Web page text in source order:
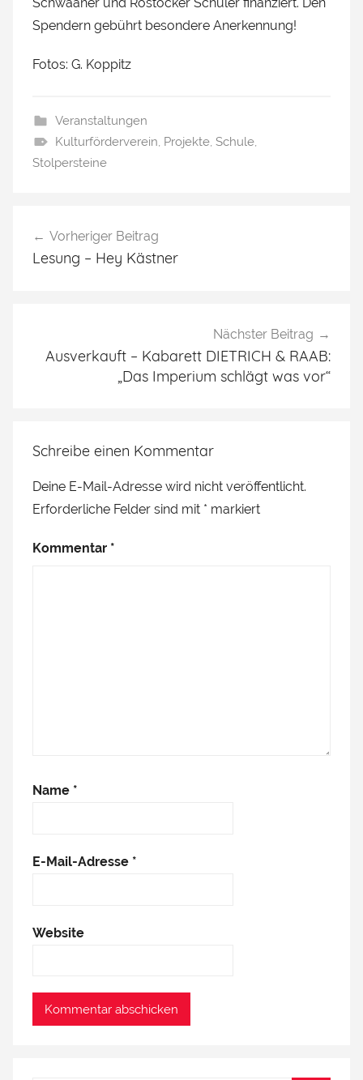
Spendern gebührt besondere Anerkennung!
Fotos: G. Koppitz
Veranstaltungen
Kulturförderverein, Projekte, Schule,
Stolpersteine
Vorheriger Beitrag
Lesung – Hey Kästner
Nächster Beitrag
Ausverkauft – Kabarett DIETRICH & RAAB:
„Das Imperium schlägt was vor“
Schreibe einen Kommentar
Deine E-Mail-Adresse wird nicht veröffentlicht.
Erforderliche Felder sind mit * markiert
Kommentar *
Name *
E-Mail-Adresse *
Website